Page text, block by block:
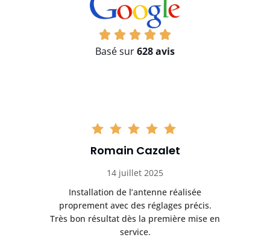
Basé sur628 avis
Romain Cazalet
14 juillet 2025
Installation de l’antenne réalisée
proprement avec des réglages précis.
Très bon résultat dès la première mise en
service.